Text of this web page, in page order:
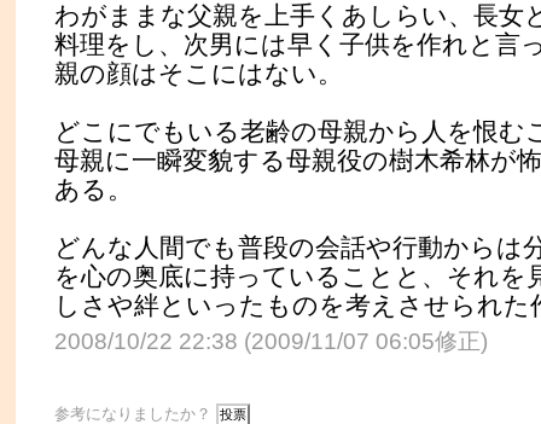
わがままな父親を上手くあしらい、長女
料理をし、次男には早く子供を作れと言
親の顔はそこにはない。
どこにでもいる老齢の母親から人を恨む
母親に一瞬変貌する母親役の樹木希林が
ある。
どんな人間でも普段の会話や行動からは
を心の奥底に持っていることと、それを
しさや絆といったものを考えさせられた
2008/10/22 22:38 (2009/11/07 06:05修正)
参考になりましたか？